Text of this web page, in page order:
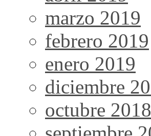
marzo 2019
febrero 2019
enero 2019
diciembre
octubre 2018